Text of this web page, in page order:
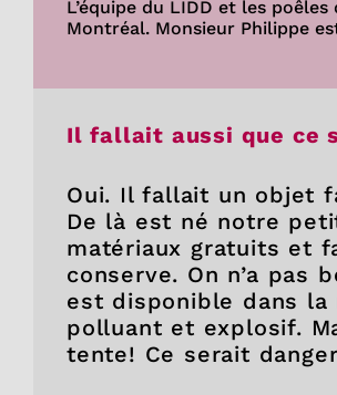
L’équipe du LIDD et les
Montréal. Monsieur Philippe
Il fallait aussi que ce
Oui. Il fallait un objet
De là est né notre
matériaux gratuits et
conserve. On n’a pas
est disponible dans la
polluant et explosif.
tente! Ce serait